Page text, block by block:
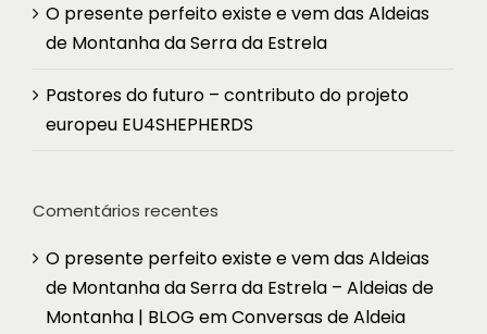
O presente perfeito existe e vem das Aldeias
de Montanha da Serra da Estrela
Pastores do futuro – contributo do projeto
europeu EU4SHEPHERDS
Comentários recentes
O presente perfeito existe e vem das Aldeias
de Montanha da Serra da Estrela – Aldeias de
Montanha | BLOG emConversas de Aldeia